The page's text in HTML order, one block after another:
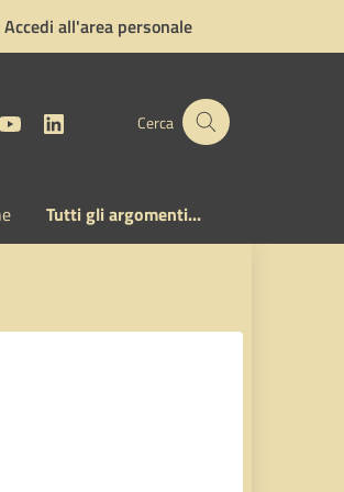
Accedi all'area personale
YouTubeLinkedinCerca
Tutti gli argomenti...